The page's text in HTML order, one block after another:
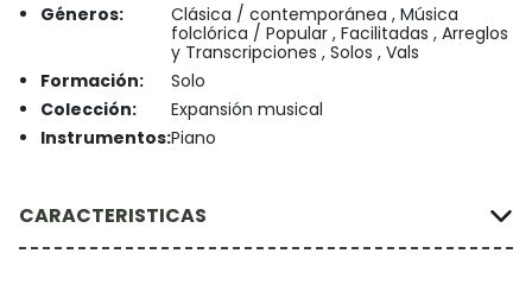
Géneros:
Clásica / contemporánea , Música
folclórica / Popular , Facilitadas , Arreglos
y Transcripciones , Solos , Vals
Formación:
Solo
Colección:
Expansión musical
Instrumentos:Piano
CARACTERISTICAS